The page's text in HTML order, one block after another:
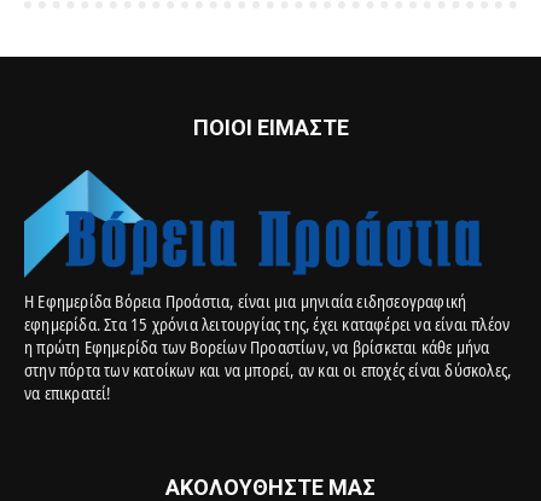
ΠΟΙΟΙ ΕΙΜΑΣΤΕ
Η Εφημερίδα Βόρεια Προάστια, είναι μια μηνιαία ειδησεογραφική
εφημερίδα. Στα 15 χρόνια λειτουργίας της, έχει καταφέρει να είναι πλέον
η πρώτη Εφημερίδα των Βορείων Προαστίων, να βρίσκεται κάθε μήνα
στην πόρτα των κατοίκων και να μπορεί, αν και οι εποχές είναι δύσκολες,
να επικρατεί!
ΑΚΟΛΟΥΘΗΣΤΕ ΜΑΣ